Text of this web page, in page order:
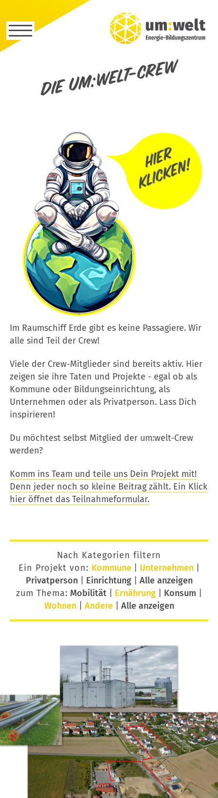
Die um:welt-Crew
Im Raumschiff Erde gibt es keine Passagiere. Wir
alle sind Teil der Crew!
Viele der Crew-Mitglieder sind bereits aktiv. Hier
zeigen sie ihre Taten und Projekte - egal ob als
Kommune oder Bildungseinrichtung, als
Unternehmen oder als Privatperson. Lass Dich
inspirieren!
Du möchtest selbst Mitglied der um:welt-Crew
werden?
Komm ins Team und teile uns Dein Projekt mit!
Denn jeder noch so kleine Beitrag zählt. Ein Klick
hier öffnet das Teilnahmeformular.
Nach Kategorien filtern
Ein Projekt von: Kommune| Unternehmen|
Privatperson| Einrichtung| Alle anzeigen
zum Thema: Mobilität Ernährung Konsum
Wohnen| Andere| Alle anzeigen